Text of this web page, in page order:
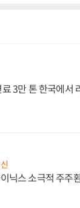
3만 톤 한국에서
닉스 소극적 주주